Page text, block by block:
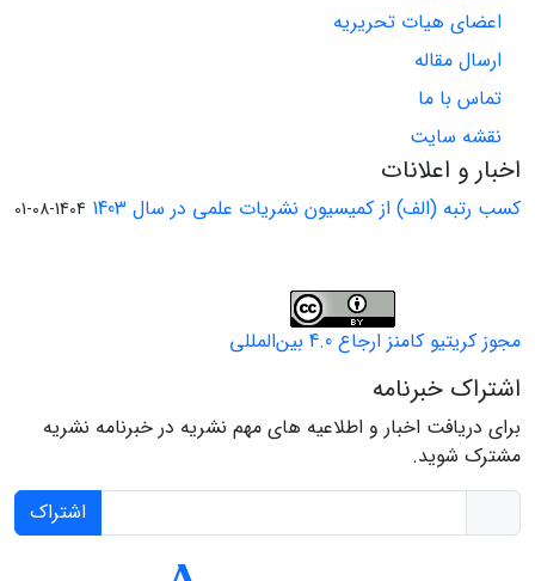
اعضای هیات تحریریه
ارسال مقاله
تماس با ما
نقشه سایت
اخبار و اعلانات
کسب رتبه (الف) از کمیسیون نشریات علمی در سال 1403 1404-08-01
مجوز کریتیو کامنز ارجاع 4.0 بین‌المللی
اشتراک خبرنامه
برای دریافت اخبار و اطلاعیه های مهم نشریه در خبرنامه نشریه
مشترک شوید.
اشتراک